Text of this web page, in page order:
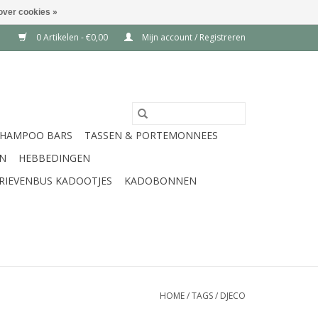
0 Artikelen - €0,00 Mijn account / Registreren
BARS
TASSEN & PORTEMONNEES
HEBBEDINGEN
KADOOTJES
KADOBONNEN
HOME/TAGS/ DJECO
cookies »